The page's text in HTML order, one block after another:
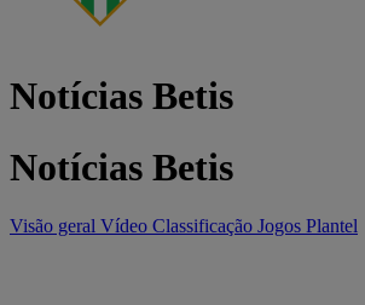
Notícias Betis
Notícias Betis
Visão geral Vídeo Classificação Jogos Plantel